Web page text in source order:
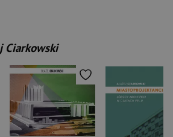
Ciarkowski